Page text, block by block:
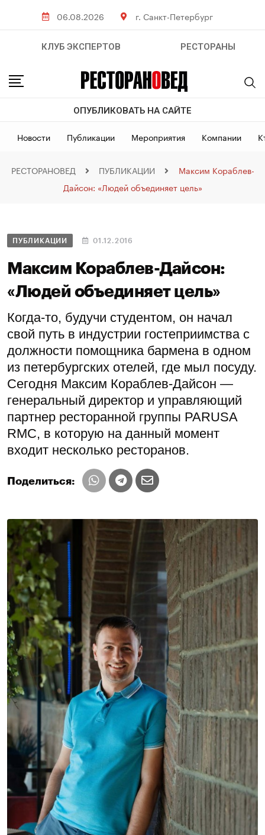
06.08.2026 г. Санкт-Петербург
КЛУБ ЭКСПЕРТОВ РЕСТОРАНЫ
ОПУБЛИКОВАТЬ НА САЙТЕ
Новости Публикации Мероприятия Компании
РЕСТОРАНОВЕД ПУБЛИКАЦИИ
Максим Кораблев-
Дайсон: «Людей объединяет цель»
ПУБЛИКАЦИИ 01.12.2016
Максим Кораблев-Дайсон:
«Людей объединяет цель»
Когда-то, будучи студентом, он начал
свой путь в индустрии гостеприимства с
должности помощника бармена в одном
из петербургских отелей, где мыл посуду.
Сегодня Максим Кораблев-Дайсон —
генеральный директор и управляющий
партнер ресторанной группы PARUSA
RMC, в которую на данный момент
входит несколько ресторанов.
Поделиться: